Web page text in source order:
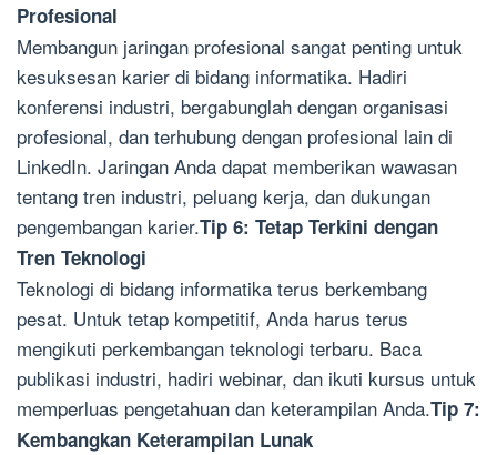
Profesional
Membangun jaringan profesional sangat penting untuk
kesuksesan karier di bidang informatika. Hadiri
konferensi industri, bergabunglah dengan organisasi
profesional, dan terhubung dengan profesional lain di
LinkedIn. Jaringan Anda dapat memberikan wawasan
tentang tren industri, peluang kerja, dan dukungan
pengembangan karier.Tip 6: Tetap Terkini dengan
Tren Teknologi
Teknologi di bidang informatika terus berkembang
pesat. Untuk tetap kompetitif, Anda harus terus
mengikuti perkembangan teknologi terbaru. Baca
publikasi industri, hadiri webinar, dan ikuti kursus untuk
memperluas pengetahuan dan keterampilan Anda.Tip 7:
Kembangkan Keterampilan Lunak